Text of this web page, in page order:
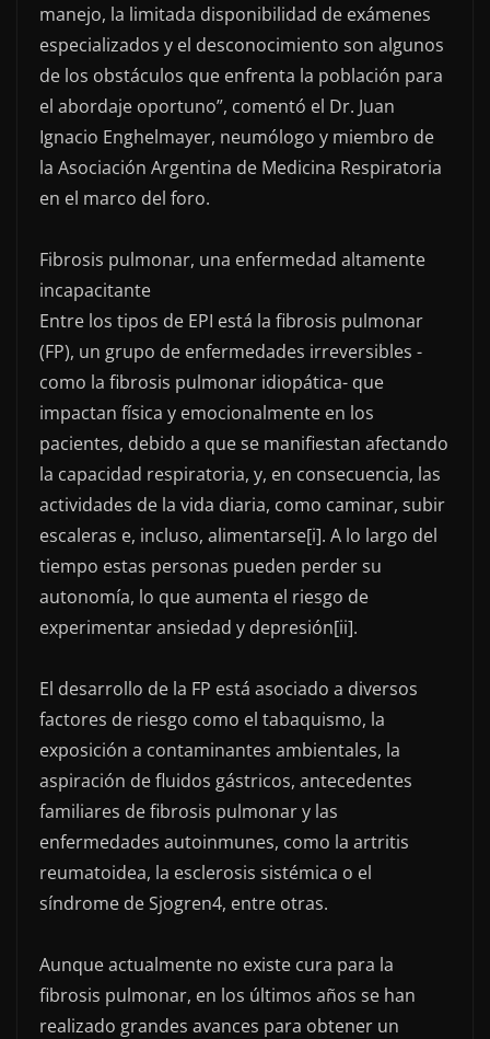
manejo, la limitada disponibilidad de exámenes
especializados y el desconocimiento son algunos
de los obstáculos que enfrenta la población para
el abordaje oportuno”, comentó el Dr. Juan
Ignacio Enghelmayer, neumólogo y miembro de
la Asociación Argentina de Medicina Respiratoria
en el marco del foro.
Fibrosis pulmonar, una enfermedad altamente
incapacitante
Entre los tipos de EPI está la fibrosis pulmonar
(FP), un grupo de enfermedades irreversibles -
como la fibrosis pulmonar idiopática- que
impactan física y emocionalmente en los
pacientes, debido a que se manifiestan afectando
la capacidad respiratoria, y, en consecuencia, las
actividades de la vida diaria, como caminar, subir
escaleras e, incluso, alimentarse[i]. A lo largo del
tiempo estas personas pueden perder su
autonomía, lo que aumenta el riesgo de
experimentar ansiedad y depresión[ii].
El desarrollo de la FP está asociado a diversos
factores de riesgo como el tabaquismo, la
exposición a contaminantes ambientales, la
aspiración de fluidos gástricos, antecedentes
familiares de fibrosis pulmonar y las
enfermedades autoinmunes, como la artritis
reumatoidea, la esclerosis sistémica o el
síndrome de Sjogren4, entre otras.
Aunque actualmente no existe cura para la
fibrosis pulmonar, en los últimos años se han
realizado grandes avances para obtener un